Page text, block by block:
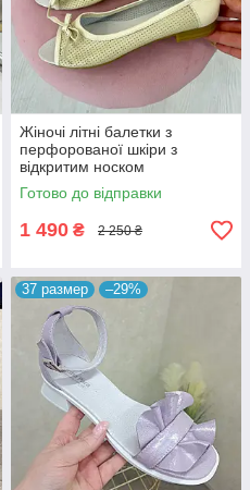
Жіночі літні балетки з
перфорованої шкіри з
відкритим носком
Готово до відправки
1 490 ₴ 2 250 ₴
37 размер –29%